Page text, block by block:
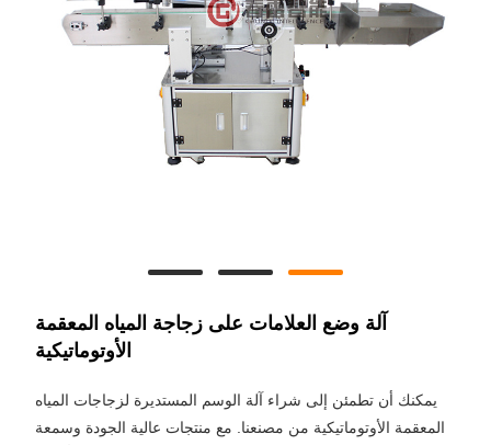
آلة وضع العلامات على زجاجة المياه المعقمة
الأوتوماتيكية
يمكنك أن تطمئن إلى شراء آلة الوسم المستديرة لزجاجات المياه
المعقمة الأوتوماتيكية من مصنعنا. مع منتجات عالية الجودة وسمعة